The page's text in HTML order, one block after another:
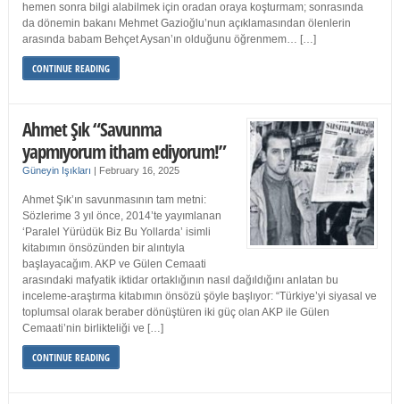
hemen sonra bilgi alabilmek için oradan oraya koşturmam; sonrasında
da dönemin bakanı Mehmet Gazioğlu’nun açıklamasından ölenlerin
arasında babam Behçet Aysan’ın olduğunu öğrenmem… […]
CONTINUE READING
Ahmet Şık “Savunma
yapmıyorum itham ediyorum!”
Güneyin Işıkları | February 16, 2025
Ahmet Şık’ın savunmasının tam metni:
Sözlerime 3 yıl önce, 2014’te yayımlanan
‘Paralel Yürüdük Biz Bu Yollarda’ isimli
kitabımın önsözünden bir alıntıyla
başlayacağım. AKP ve Gülen Cemaati
arasındaki mafyatik iktidar ortaklığının nasıl dağıldığını anlatan bu
inceleme-araştırma kitabımın önsözü şöyle başlıyor: “Türkiye’yi siyasal ve
toplumsal olarak beraber dönüştüren iki güç olan AKP ile Gülen
Cemaati’nin birlikteliği ve […]
CONTINUE READING